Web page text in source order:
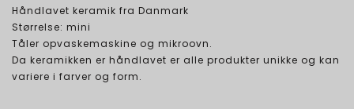
Håndlavet keramik fra Danmark
Størrelse: mini
Tåler opvaskemaskine og mikroovn.
Da keramikken er håndlavet er alle produkter unikke og kan
variere i farver og form.